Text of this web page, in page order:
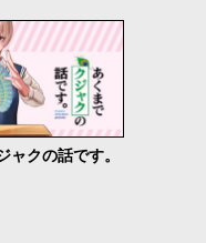
ャクの話です。